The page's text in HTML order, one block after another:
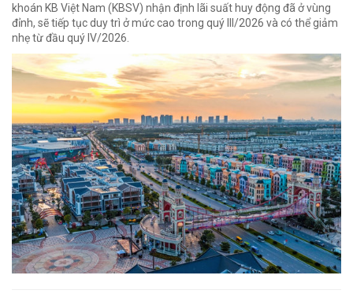
khoán KB Việt Nam (KBSV) nhận định lãi suất huy động đã ở vùng
đỉnh, sẽ tiếp tục duy trì ở mức cao trong quý III/2026 và có thể giảm
nhẹ từ đầu quý IV/2026.